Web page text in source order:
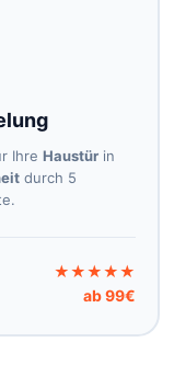
Ihre Haustür in
durch 5
★★★★★
ab 99€